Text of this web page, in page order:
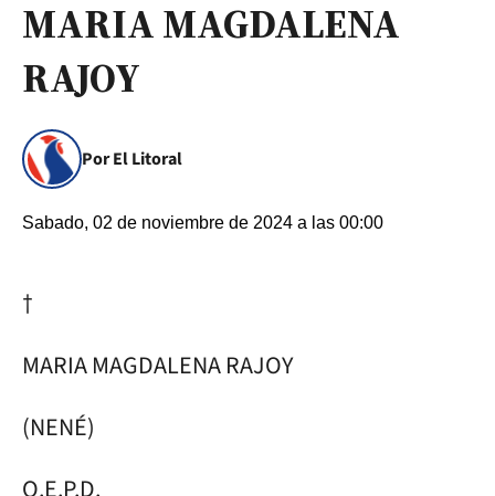
MARIA MAGDALENA
RAJOY
Por El Litoral
Sabado, 02 de noviembre de 2024 a las 00:00
†
MARIA MAGDALENA RAJOY
(NENÉ)